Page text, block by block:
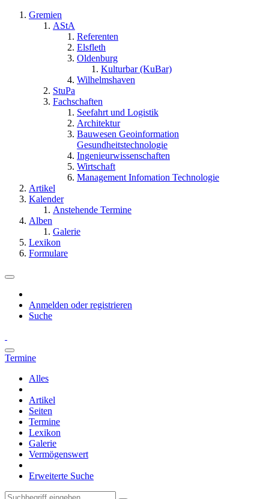
Gremien
AStA
Referenten
Elsfleth
Oldenburg
Kulturbar (KuBar)
Wilhelmshaven
StuPa
Fachschaften
Seefahrt und Logistik
Architektur
Bauwesen Geoinformation
Gesundheitstechnologie
Ingenieurwissenschaften
Wirtschaft
Management Infomation Technologie
Artikel
Kalender
Anstehende Termine
Alben
Galerie
Lexikon
Formulare
Anmelden oder registrieren
Suche
Termine
Alles
Artikel
Seiten
Termine
Lexikon
Galerie
Vermögenswert
Erweiterte Suche